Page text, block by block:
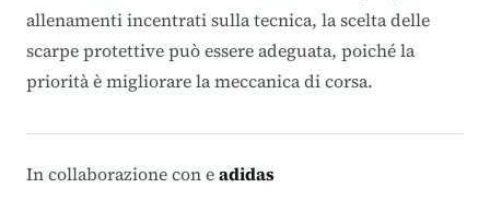
allenamenti incentrati sulla tecnica, la scelta delle
scarpe protettive può essere adeguata, poiché la
priorità è migliorare la meccanica di corsa.
In collaborazione con eadidas